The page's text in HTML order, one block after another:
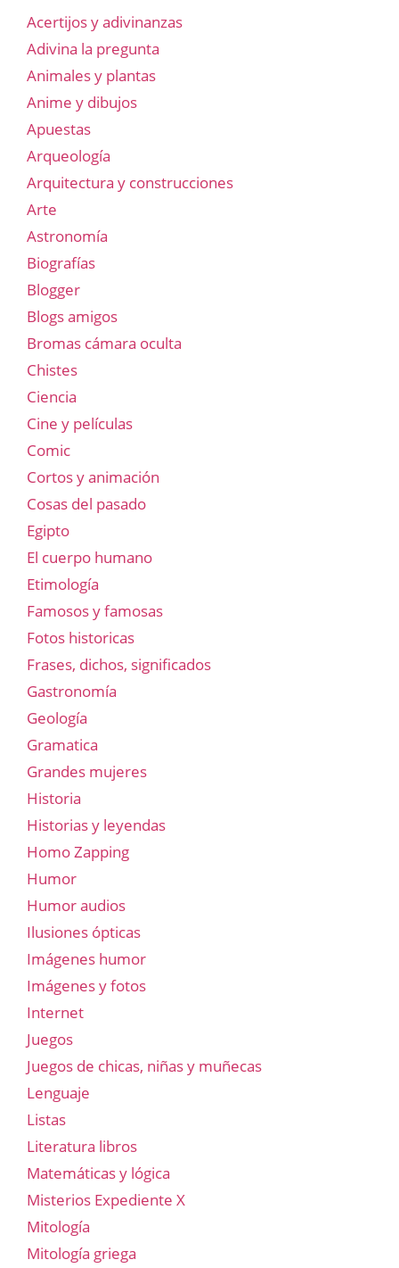
Acertijos y adivinanzas
Adivina la pregunta
Animales y plantas
Anime y dibujos
Apuestas
Arqueología
Arquitectura y construcciones
Arte
Astronomía
Biografías
Blogger
Blogs amigos
Bromas cámara oculta
Chistes
Ciencia
Cine y películas
Comic
Cortos y animación
Cosas del pasado
Egipto
El cuerpo humano
Etimología
Famosos y famosas
Fotos historicas
Frases, dichos, significados
Gastronomía
Geología
Gramatica
Grandes mujeres
Historia
Historias y leyendas
Homo Zapping
Humor
Humor audios
Ilusiones ópticas
Imágenes humor
Imágenes y fotos
Internet
Juegos
Juegos de chicas, niñas y muñecas
Lenguaje
Listas
Literatura libros
Matemáticas y lógica
Misterios Expediente X
Mitología
Mitología griega